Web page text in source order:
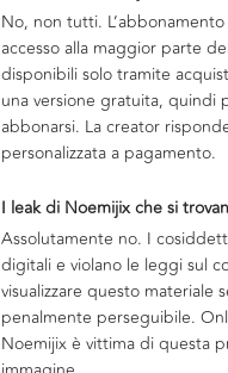
No, non tutti.
accesso alla maggior parte
disponibili solo tramite
una versione gratuita, quindi
abbonarsi. La creator
personalizzata a pagamento.
I leak di Noemijix che si
Assolutamente no. I
digitali e violano le leggi sul
visualizzare questo materiale
penalmente perseguibile.
Noemijix è vittima di questa